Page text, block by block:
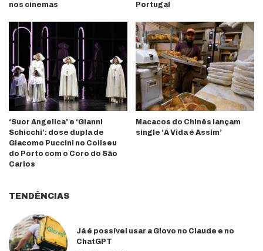
nos cinemas
Portugal
‘Suor Angelica’ e ‘Gianni
Schicchi’: dose dupla de
Giacomo Puccini no Coliseu
do Porto com o Coro do São
Carlos
Macacos do Chinês lançam
single ‘A Vida é Assim’
TENDÊNCIAS
Já é possível usar a Glovo no Claude e no
ChatGPT